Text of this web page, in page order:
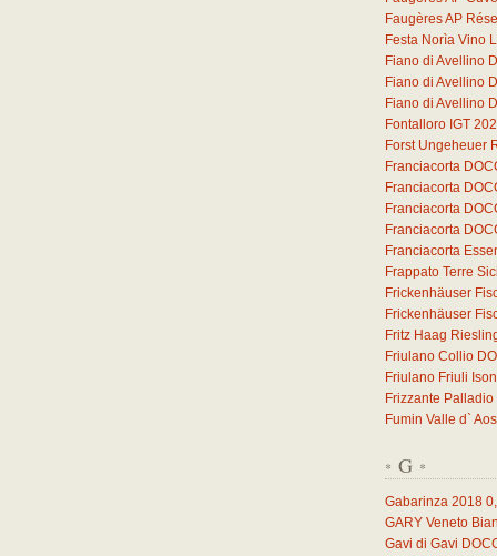
Faugères AP
Festa Norìa Vino
Fiano di Avellino
Fiano di Avellino
Fiano di Avellino
Fontalloro IGT
Forst Ungeheuer
Franciacorta
Franciacorta
Franciacorta
Franciacorta
Franciacorta
Frappato Terre
Frickenhäuser
Frickenhäuser
Fritz Haag
Friulano Collio
Friulano Friuli
Frizzante Palladio
Fumin Valle d`
* G *
Gabarinza 2018
GARY Veneto
Gavi di Gavi